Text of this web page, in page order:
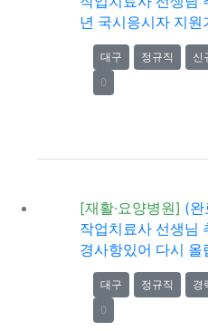
년 국시응시자 지원
대구 정규직 신
0
[재활·요양병원] (완
작업치료사 선생님
경사항있어 다시 올
대구 정규직 경
0